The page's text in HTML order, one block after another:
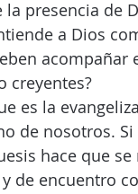
presencia de
a Dios
acompañar
creyentes?
es la
de nosotros.
hace que
de encuentro